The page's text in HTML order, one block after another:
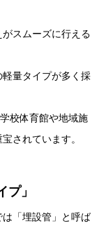
スムーズに行える
量タイプが多く採
校体育館や地域施
されています。
」
「埋設管」と呼ば